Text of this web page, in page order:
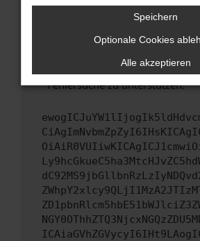
Wende dich an den
Wenn du alle oben genannten
hast, kontaktiere uns bitte. Wir
uns diesen Text schicken, um
Fehlersuche zu unterstützen:
Speichern
Optionale Cookies
Alle akzeptieren